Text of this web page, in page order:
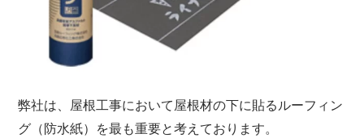
弊社は、屋根工事において屋根材の下に貼るルーフィン
グ（防水紙）を最も重要と考えております。